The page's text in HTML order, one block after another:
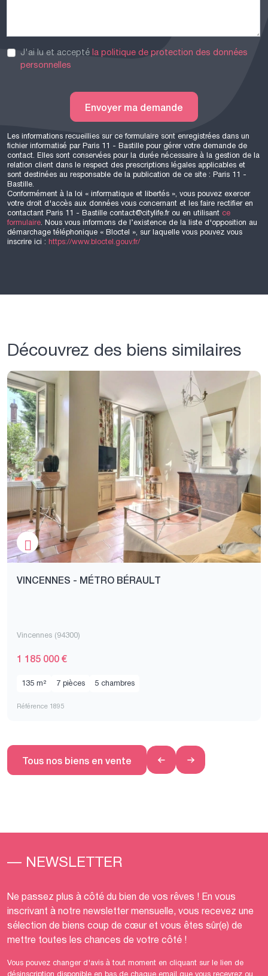
J'ai lu et acceptéla politique de protection des données
personnelles
Envoyer ma demande
Les informations recueillies sur ce formulaire sont enregistrées dans un
fichier informatisé par Paris 11 - Bastille pour gérer votre demande de
contact. Elles sont conservées pour la durée nécessaire à la gestion de la
relation client dans le respect des prescriptions légales applicables et
sont destinées au responsable de la publication de ce site : Paris 11 -
Bastille.
Conformément à la loi « informatique et libertés », vous pouvez exercer
votre droit d'accès aux données vous concernant et les faire rectifier en
contactant Paris 11 - Bastille contact@citylife.fr ou en utilisant ce
formulaire. Nous vous informons de l’existence de la liste d'opposition au
démarchage téléphonique « Bloctel », sur laquelle vous pouvez vous
inscrire ici : https://www.bloctel.gouv.fr/
Découvrez des biens similaires
VINCENNES - MÉTRO BÉRAULT
Vincennes (94300)
1 185 000 €
135 m² 7 pièces 5 chambres
Référence 1895
Tous nos biens en vente
— NEWSLETTER
Ne passez plus à côté du bien de vos rêves ! En vous
inscrivant à notre newsletter mensuelle, vous recevez une
sélection de biens coup de cœur et vous êtes sûr(e) de
mettre toutes les chances de votre côté !
Vous pouvez changer d'avis à tout moment en cliquant sur le lien de